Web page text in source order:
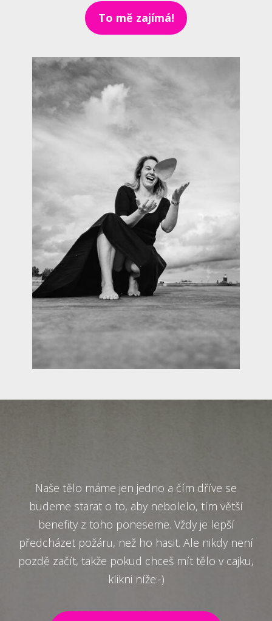
To mě zajímá!
Naše tělo máme jen jedno a čím dříve se
budeme starat o to, aby nebolelo, tím větší
benefity z toho poneseme. Vždy je lepší
předcházet požáru, než ho hasit. Ale nikdy není
pozdě začít, takže pokud chceš mít tělo v cajku,
klikni níže:-)